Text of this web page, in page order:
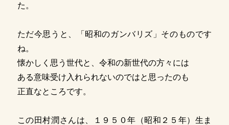
た。
ただ今思うと、「昭和のガンバリズ」そのものです
ね。
懐かしく思う世代と、令和の新世代の方々には
ある意味受け入れられないのではと思ったのも
正直なところです。
この田村潤さんは、１９５０年（昭和２５年）生ま